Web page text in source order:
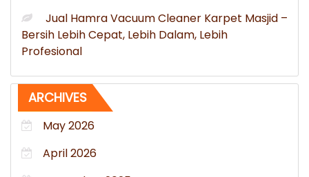
Jual Hamra Vacuum Cleaner Karpet Masjid –
Bersih Lebih Cepat, Lebih Dalam, Lebih
Profesional
ARCHIVES
May 2026
April 2026